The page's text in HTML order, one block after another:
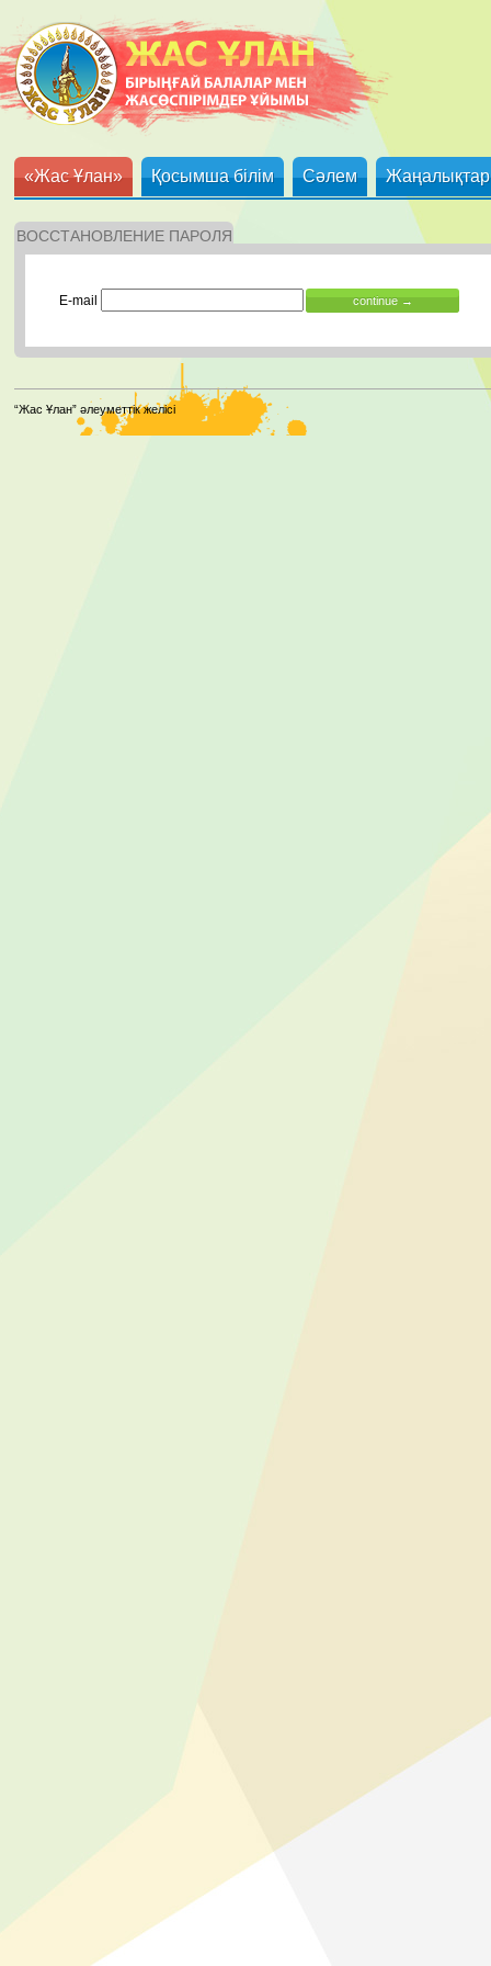
«Жас Ұлан» Қосымша білім Сәлем Жаңалықтар
ВОССТАНОВЛЕНИЕ ПАРОЛЯ
E-mail
“Жас Ұлан” әлеуметтік желісі